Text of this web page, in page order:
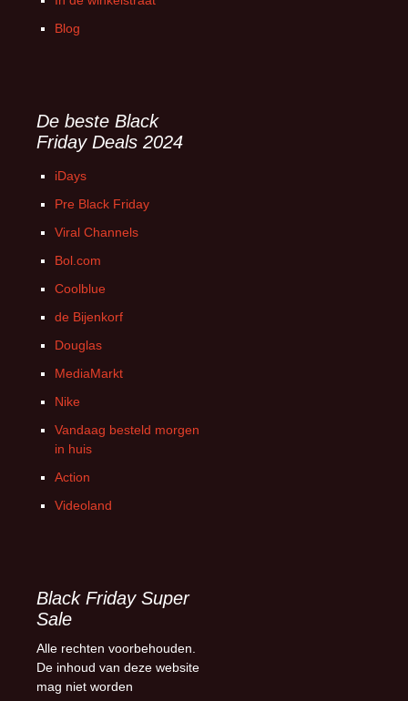
Blog
De beste Black
Friday Deals 2024
iDays
Pre Black Friday
Viral Channels
Bol.com
Coolblue
de Bijenkorf
Douglas
MediaMarkt
Nike
Vandaag besteld morgen
in huis
Action
Videoland
Black Friday Super
Sale
Alle rechten voorbehouden.
De inhoud van deze website
mag niet worden